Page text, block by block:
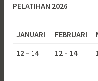
PELATIHAN 2026
JANUARI FEBRUARI
12 – 14
12 – 14